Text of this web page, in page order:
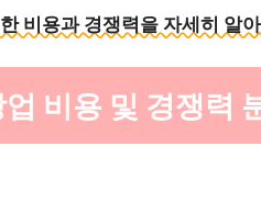
비용과 경쟁력을 자세히 알
업 비용 및 경쟁력